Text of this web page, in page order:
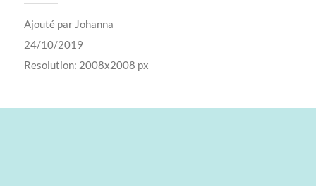
Ajouté par Johanna
24/10/2019
Resolution: 2008x2008 px